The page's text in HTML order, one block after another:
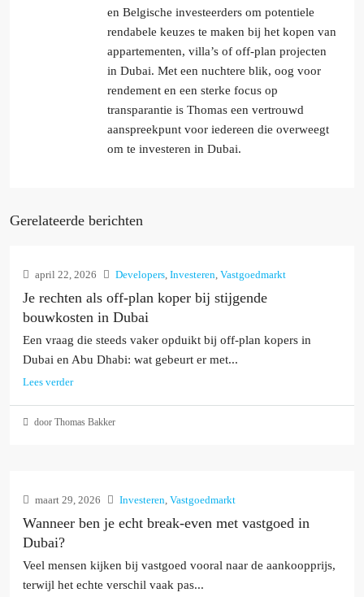
en Belgische investeerders om potentiele
rendabele keuzes te maken bij het kopen van
appartementen, villa’s of off-plan projecten
in Dubai. Met een nuchtere blik, oog voor
rendement en een sterke focus op
transparantie is Thomas een vertrouwd
aanspreekpunt voor iedereen die overweegt
om te investeren in Dubai.
Gerelateerde berichten
april 22, 2026 Developers, Investeren, Vastgoedmarkt
Je rechten als off-plan koper bij stijgende
bouwkosten in Dubai
Een vraag die steeds vaker opduikt bij off-plan kopers in
Dubai en Abu Dhabi: wat gebeurt er met...
Lees verder
door Thomas Bakker
maart 29, 2026 Investeren, Vastgoedmarkt
Wanneer ben je echt break-even met vastgoed in
Dubai?
Veel mensen kijken bij vastgoed vooral naar de aankoopprijs,
terwijl het echte verschil vaak pas...